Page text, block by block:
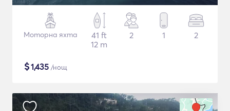
Моторна яхта
41 ft
12 m
2 1 2
$1,435 /нощ